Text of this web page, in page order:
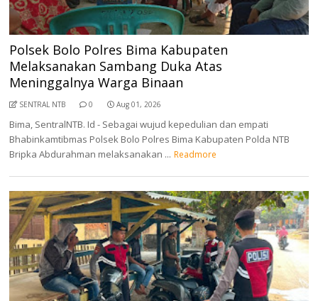
Polsek Bolo Polres Bima Kabupaten
Melaksanakan Sambang Duka Atas
Meninggalnya Warga Binaan
SENTRAL NTB 0 Aug 01, 2026
Bima, SentralNTB. Id - Sebagai wujud kepedulian dan empati
Bhabinkamtibmas Polsek Bolo Polres Bima Kabupaten Polda NTB
Bripka Abdurahman melaksanakan ... Readmore